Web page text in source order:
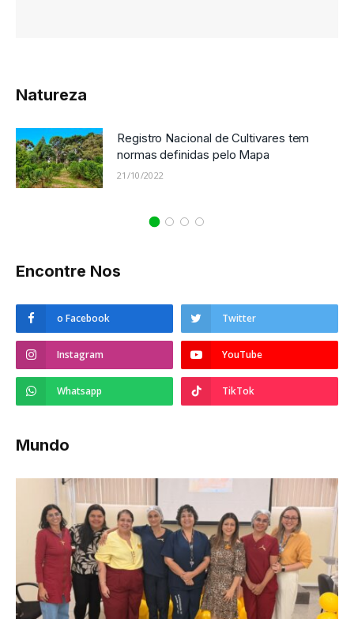
Natureza
Registro Nacional de Cultivares tem
normas definidas pelo Mapa
21/10/2022
Encontre Nos
o Facebook Twitter
Instagram YouTube
Whatsapp TikTok
Mundo